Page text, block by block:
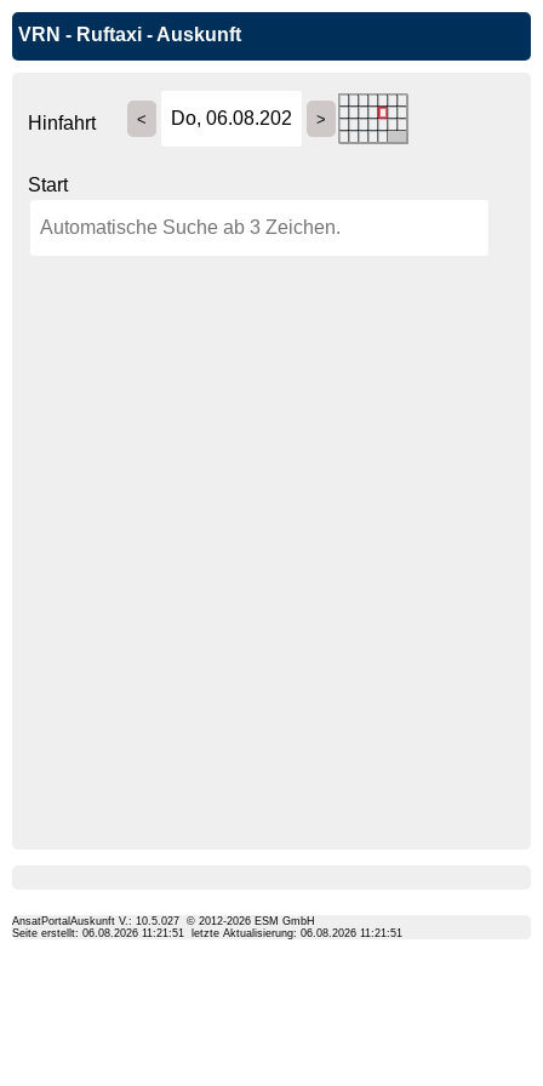
VRN - Ruftaxi - Auskunft
Hinfahrt
Start
AnsatPortalAuskunft V.: 10.5.027 © 2012-2026 ESM GmbH
Seite erstellt: 06.08.2026 11:21:51
letzte Aktualisierung: 06.08.2026 11:21:51